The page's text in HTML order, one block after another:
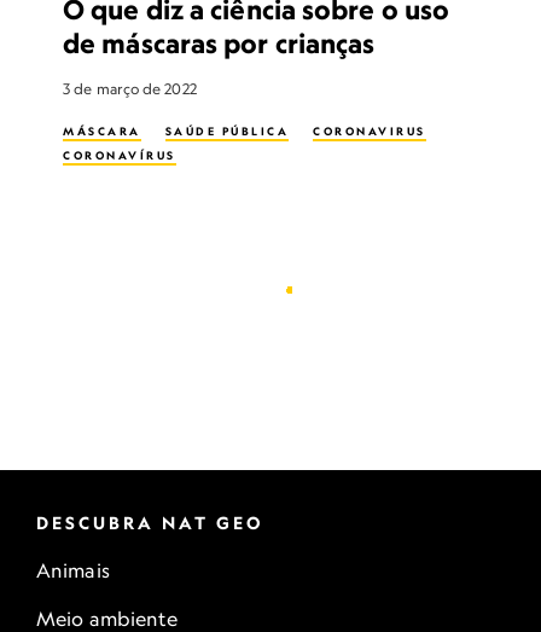
O que diz a ciência sobre o uso
de máscaras por crianças
3 de março de 2022
MÁSCARA SAÚDE PÚBLICA
CORONAVIRUS
CORONAVÍRUS
DESCUBRA NAT GEO
Animais
Meio ambiente